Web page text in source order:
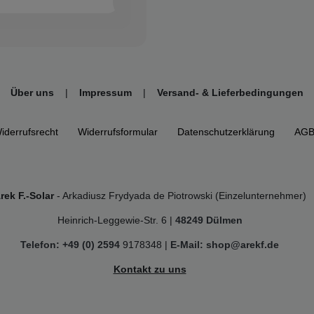
Über uns | Impressum | Versand- & Lieferbedingungen
Widerrufs­formular Daten­schutz­erklärung AGB
F.-Solar- Arkadiusz Frydyada de Piotrowski (Einzelunternehmer)
Heinrich-Leggewie-Str. 6 | 48249 Dülmen
Telefon: +49 (0) 2594 9178348 | E-Mail: shop@arekf.de
Kontakt zu uns